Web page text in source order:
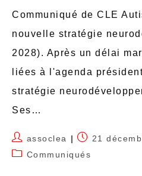
Communiqué de CLE
nouvelle stratégie
2028). Après un délai
liées à l'agenda
stratégie
Ses…
assoclea
21
Communiqués